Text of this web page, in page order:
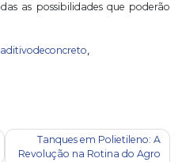
as possibilidades que poderão
aditivodeconcreto,
Tanques em Polietileno: A
Revolução na Rotina do Agro